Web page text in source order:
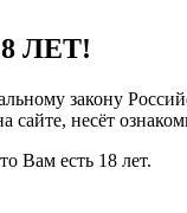
ЛЕТ!
закону
несёт
Вам есть 18 лет.